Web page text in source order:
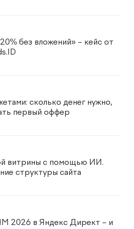
без вложений» – кейс от
сколько денег нужно,
первый оффер
витрины с помощью ИИ.
структуры сайта
2026 в Яндекс Директ – и